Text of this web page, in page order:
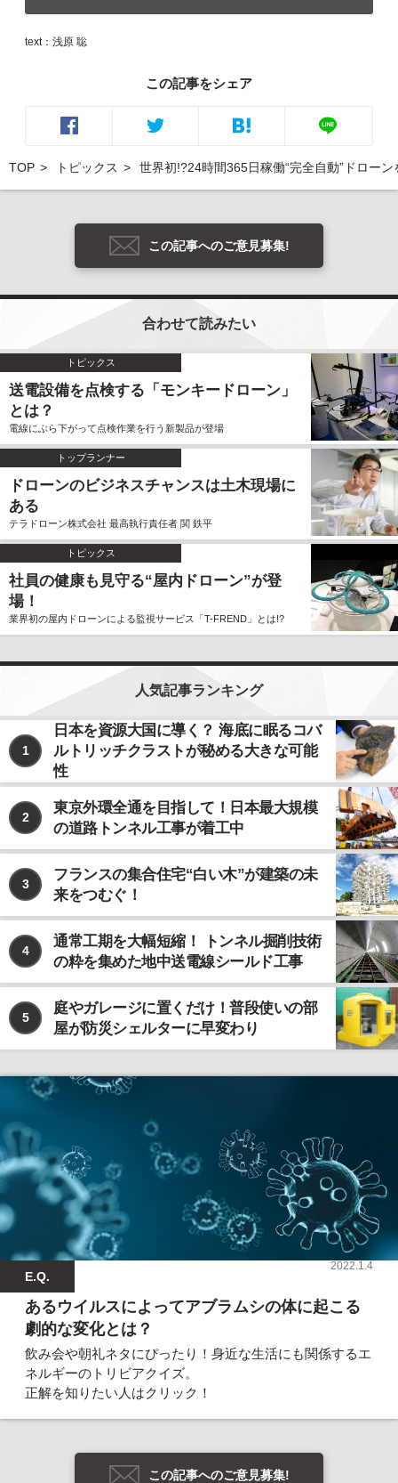
text：浅原 聡
この記事をシェア
TOP トピックス 世界初!?24時間365日稼働“完全自動”ドローン
この記事へのご意見募集!
合わせて読みたい
トピックス
送電設備を点検する「モンキードローン」
とは？
電線にぶら下がって点検作業を行う新製品が登場
トップランナー
ドローンのビジネスチャンスは土木現場に
ある
テラドローン株式会社 最高執行責任者 関 鉄平
トピックス
社員の健康も見守る“屋内ドローン”が登
場！
業界初の屋内ドローンによる監視サービス「T-FREND」とは!?
人気記事ランキング
1
日本を資源大国に導く？ 海底に眠るコバ
ルトリッチクラストが秘める大きな可能
性
2
東京外環全通を目指して！日本最大規模
の道路トンネル工事が着工中
3
フランスの集合住宅“白い木”が建築の未
来をつむぐ！
4
通常工期を大幅短縮！ トンネル掘削技術
の粋を集めた地中送電線シールド工事
5
庭やガレージに置くだけ！普段使いの部
屋が防災シェルターに早変わり
E.Q.
2022.1.4
あるウイルスによってアブラムシの体に起こる
劇的な変化とは？
飲み会や朝礼ネタにぴったり！身近な生活にも関係するエ
ネルギーのトリビアクイズ。
正解を知りたい人はクリック！
この記事へのご意見募集!